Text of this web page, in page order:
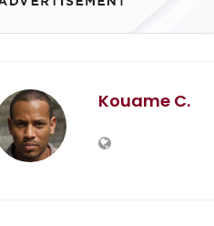
Kouame C.